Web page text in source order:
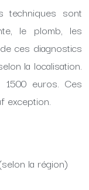
techniques sont
le plomb, les
ces diagnostics
la localisation.
euros. Ces
exception.
la région)